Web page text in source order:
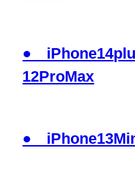
●
12ProMax
●